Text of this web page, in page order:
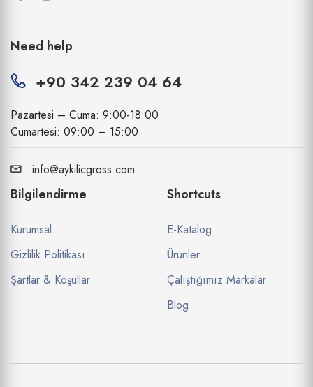
Need help
+90 342 239 04 64
Pazartesi – Cuma: 9:00-18:00
Cumartesi: 09:00 – 15:00
info@aykilicgross.com
Bilgilendirme
Kurumsal
Gizlilik Politikası
Şartlar & Koşullar
Shortcuts
E-Katalog
Ürünler
Çalıştığımız Markalar
Blog